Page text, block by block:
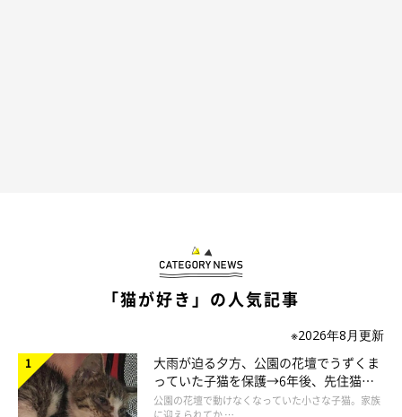
「猫が好き」の人気記事
※2026年8月更新
大雨が迫る夕方、公園の花壇でうずくま
っていた子猫を保護→6年後、先住猫
と“姉妹”のような関係に
公園の花壇で動けなくなっていた小さな子猫。家族